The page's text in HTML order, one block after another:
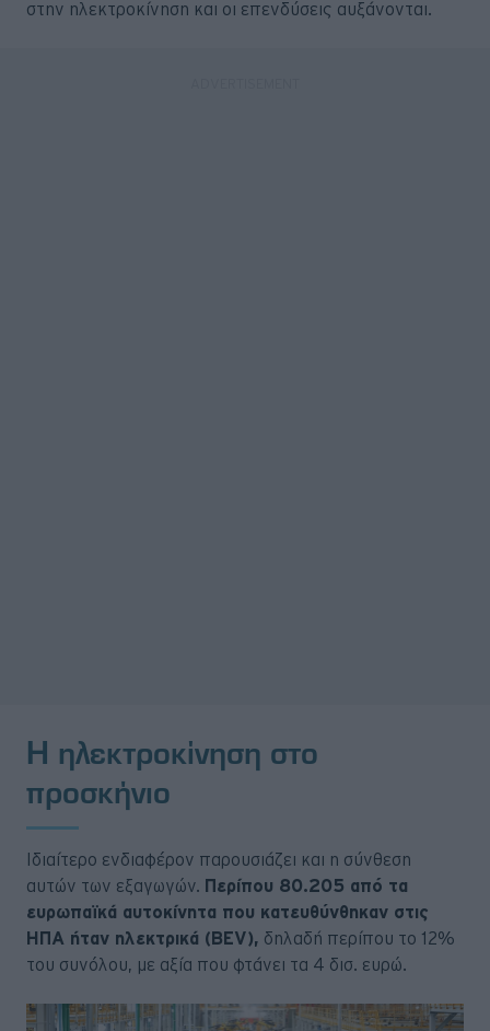
στην ηλεκτροκίνηση και οι επενδύσεις αυξάνονται.
Η ηλεκτροκίνηση στο
προσκήνιο
Ιδιαίτερο ενδιαφέρον παρουσιάζει και η σύνθεση
αυτών των εξαγωγών. Περίπου 80.205 από τα
ευρωπαϊκά αυτοκίνητα που κατευθύνθηκαν στις
ΗΠΑ ήταν ηλεκτρικά (BEV), δηλαδή περίπου το 12%
του συνόλου, με αξία που φτάνει τα 4 δισ. ευρώ.